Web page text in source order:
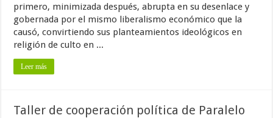
primero, minimizada después, abrupta en su desenlace y
gobernada por el mismo liberalismo económico que la
causó, convirtiendo sus planteamientos ideológicos en
religión de culto en ...
Leer más
Taller de cooperación política de Paralelo